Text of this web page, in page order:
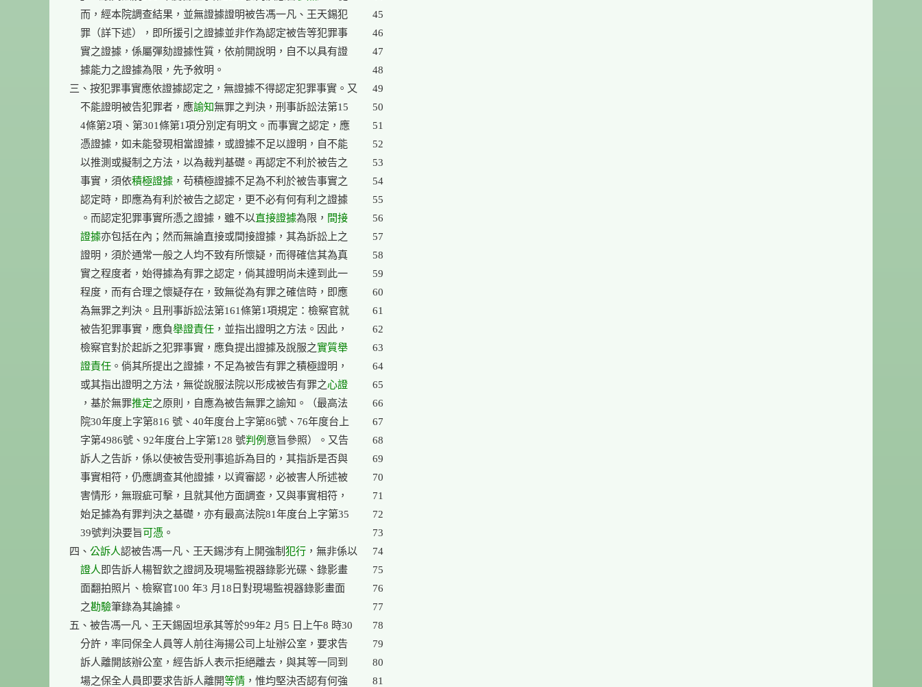
    而，經本院調查結果，並無證據證明被告馮一凡、王天錫犯
    罪（詳下述），即所援引之證據並非作為認定被告等犯罪事
    實之證據，係屬彈劾證據性質，依前開說明，自不以具有證
    據能力之證據為限，先予敘明。
三、按犯罪事實應依證據認定之，無證據不得認定犯罪事實。又
    不能證明被告犯罪者，應
諭知無罪之判決，刑事訴訟法第15
    4條第2項、第301條第1項分別定有明文。而事實之認定，應
    憑證據，如未能發現相當證據，或證據不足以證明，自不能
    以推測或擬制之方法，以為裁判基礎。再認定不利於被告之
    事實，須依
積極證據，苟積極證據不足為不利於被告事實之
    認定時，即應為有利於被告之認定，更不必有何有利之證據
    。而認定犯罪事實所憑之證據，雖不以
直接證據為限， 間接
    證據
亦包括在內；然而無論直接或間接證據，其為訴訟上之
    證明，須於通常一般之人均不致有所懷疑，而得確信其為真
    實之程度者，始得據為有罪之認定，倘其證明尚未達到此一
    程度，而有合理之懷疑存在，致無從為有罪之確信時，即應
    為無罪之判決。且刑事訴訟法第161條第1項規定：檢察官就
    被告犯罪事實，應負
舉證責任，並指出證明之方法。因此，
    檢察官對於起訴之犯罪事實，應負提出證據及說服之
實質舉
    證責任
。倘其所提出之證據，不足為被告有罪之積極證明，
    或其指出證明之方法，無從說服法院以形成被告有罪之
心證
    ，基於無罪
推定之原則，自應為被告無罪之諭知。（最高法
    院30年度上字第816 號、40年度台上字第86號、76年度台上
    字第4986號、92年度台上字第128 號
判例 意旨參照）。又告
    訴人之告訴，係以使被告受刑事追訴為目的，其指訴是否與
    事實相符，仍應調查其他證據，以資審認，必被害人所述被
    害情形，無瑕疵可擊，且就其他方面調查，又與事實相符，
    始足據為有罪判決之基礎，亦有最高法院81年度台上字第35
    39號判決要旨
可憑 。
四、 公訴人認被告馮一凡、王天錫涉有上開強制犯行，無非係以
證人 即告訴人楊智欽之證詞及現場監視器錄影光碟、錄影畫
    面翻拍照片、檢察官100 年3 月18日對現場監視器錄影畫面
    之
勘驗筆錄為其論據。
五、被告馮一凡、王天錫固坦承其等於99年2 月5 日上午8 時30
    分許，率同保全人員等人前往海揚公司上址辦公室，要求告
    訴人離開該辦公室，經告訴人表示拒絕離去，與其等一同到
    場之保全人員即要求告訴人離開
等情，惟均堅決否認有何強
45
46
47
48
49
50
51
52
53
54
55
56
57
58
59
60
61
62
63
64
65
66
67
68
69
70
71
72
73
74
75
76
77
78
79
80
81